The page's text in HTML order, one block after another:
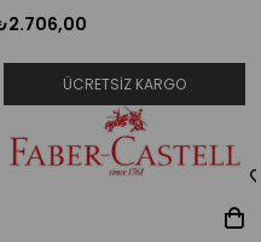
ÜCRETSIZ KARGO